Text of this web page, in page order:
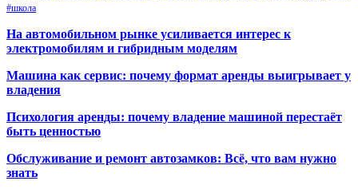
#школа
На автомобильном рынке усиливается интерес к
электромобилям и гибридным моделям
Машина как сервис: почему формат аренды выигрывает у
владения
Психология аренды: почему владение машиной перестаёт
быть ценностью
Обслуживание и ремонт автозамков: Всё, что вам нужно
знать